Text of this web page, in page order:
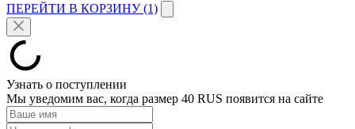
ПЕРЕЙТИ В КОРЗИНУ (1)
Узнать о поступлении
Мы уведомим вас, когда размер 40 RUS появится на сайте